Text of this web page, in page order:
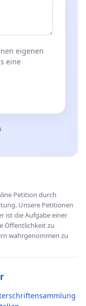
eigenen
eine
Petition durch
Unsere Petitionen
ist die Aufgabe einer
Öffentlichkeit zu
wahrgenommen zu